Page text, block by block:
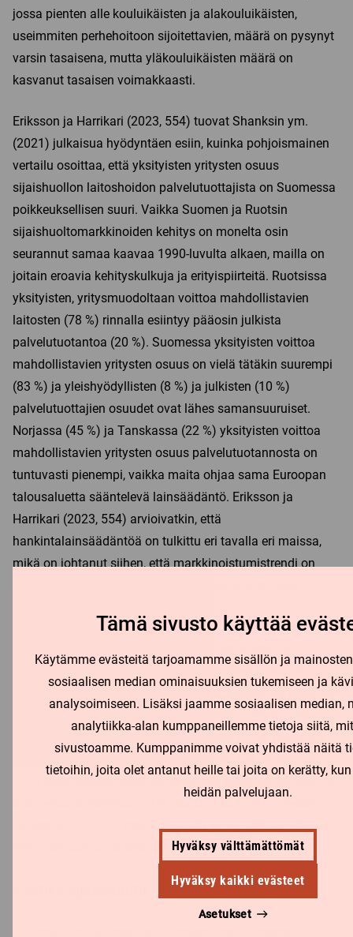
Tämä sivusto käyttää
Käytämme evästeitä tarjoamamme sisällön ja
sosiaalisen median ominaisuuksien tukemiseen ja
analysoimiseen. Lisäksi jaamme sosiaalisen median,
analytiikka-alan kumppaneillemme tietoja siitä,
sivustoamme. Kumppanimme voivat yhdistää näitä
tietoihin, joita olet antanut heille tai joita on kerätty,
heidän palvelujaan.
Hyväksy välttämättömät
Hyväksy kaikki evästeet
Asetukset
jossa pienten alle kouluikäisten ja alakouluikäisten,
useimmiten perhehoitoon sijoitettavien, määrä on pysynyt
varsin tasaisena, mutta yläkouluikäisten määrä on
kasvanut tasaisen voimakkaasti.
Eriksson ja Harrikari (2023, 554) tuovat Shanksin ym.
(2021) julkaisua hyödyntäen esiin, kuinka pohjoismainen
vertailu osoittaa, että yksityisten yritysten osuus
sijaishuollon laitoshoidon palvelutuottajista on Suomessa
poikkeuksellisen suuri. Vaikka Suomen ja Ruotsin
sijaishuoltomarkkinoiden kehitys on monelta osin
seurannut samaa kaavaa 1990-luvulta alkaen, mailla on
joitain eroavia kehityskulkuja ja erityispiirteitä. Ruotsissa
yksityisten, yritysmuodoltaan voittoa mahdollistavien
laitosten (78 %) rinnalla esiintyy pääosin julkista
palvelutuotantoa (20 %). Suomessa yksityisten voittoa
mahdollistavien yritysten osuus on vielä tätäkin suurempi
(83 %) ja yleishyödyllisten (8 %) ja julkisten (10 %)
palvelutuottajien osuudet ovat lähes samansuuruiset.
Norjassa (45 %) ja Tanskassa (22 %) yksityisten voittoa
mahdollistavien yritysten osuus palvelutuotannosta on
tuntuvasti pienempi, vaikka maita ohjaa sama Euroopan
talousaluetta sääntelevä lainsäädäntö. Eriksson ja
Harrikari (2023, 554) arvioivatkin, että
hankintalainsäädäntöä on tulkittu eri tavalla eri maissa,
mikä on johtanut siihen, että markkinoistumistrendi on
tutkimusten valossa tarkastellut yksityisten laitos- ja
perhekotiyksikköjen määriä. Hänen tarkastelunsa osoittaa
niiden määrän nopean kasvun erityisesti 2000-luvulle
tultaessa. Kun vuonna 1979 Suomessa oli 58 yksityistä
laitosta, oli niitä vuonna 1998 yhteensä 150. Mutta vuonna
2020 lastensuojelulaitoksia ja ammatillisia perhekoteja oli
Suomessa jo kaikkiaan 708. Ranta (2024, 58) nimeääkin
vuodet 2001–2020 yrityspohjaisen yksityisen laitoshoidon
kiihtyvän kasvun ja keskittymisen jaksoksi.